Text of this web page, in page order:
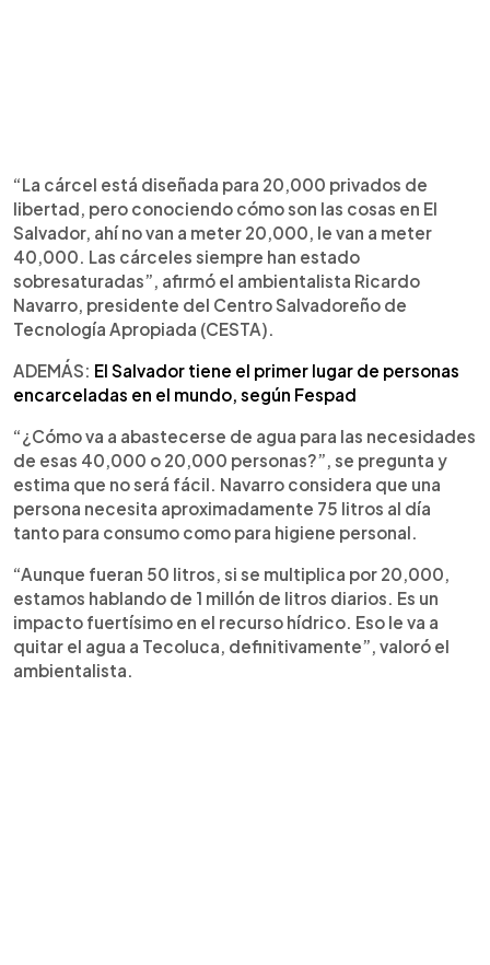
“La cárcel está diseñada para 20,000 privados de
libertad, pero conociendo cómo son las cosas en El
Salvador, ahí no van a meter 20,000, le van a meter
40,000. Las cárceles siempre han estado
sobresaturadas”, afirmó el ambientalista Ricardo
Navarro, presidente del Centro Salvadoreño de
Tecnología Apropiada (CESTA).
ADEMÁS: El Salvador tiene el primer lugar de personas
encarceladas en el mundo, según Fespad
“¿Cómo va a abastecerse de agua para las necesidades
de esas 40,000 o 20,000 personas?”, se pregunta y
estima que no será fácil. Navarro considera que una
persona necesita aproximadamente 75 litros al día
tanto para consumo como para higiene personal.
“Aunque fueran 50 litros, si se multiplica por 20,000,
estamos hablando de 1 millón de litros diarios. Es un
impacto fuertísimo en el recurso hídrico. Eso le va a
quitar el agua a Tecoluca, definitivamente”, valoró el
ambientalista.